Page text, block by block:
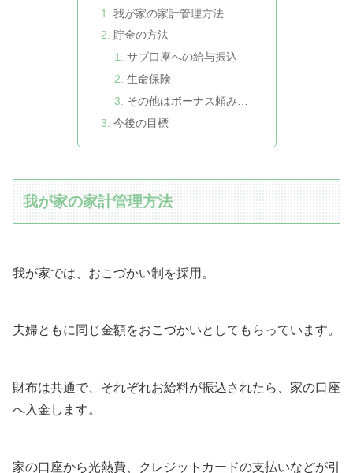
我が家の家計管理方法
貯金の方法
サブ口座への給与振込
生命保険
その他はボーナス頼み…
今後の目標
我が家の家計管理方法
我が家では、おこづかい制を採用。
夫婦ともに同じ金額をおこづかいとしてもらっています。
財布は共通で、それぞれお給料が振込されたら、家の口座
へ入金します。
家の口座から光熱費、クレジットカードの支払いなどが引